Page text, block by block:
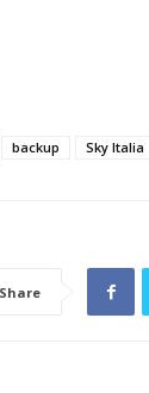
backup Sky Italia
Share